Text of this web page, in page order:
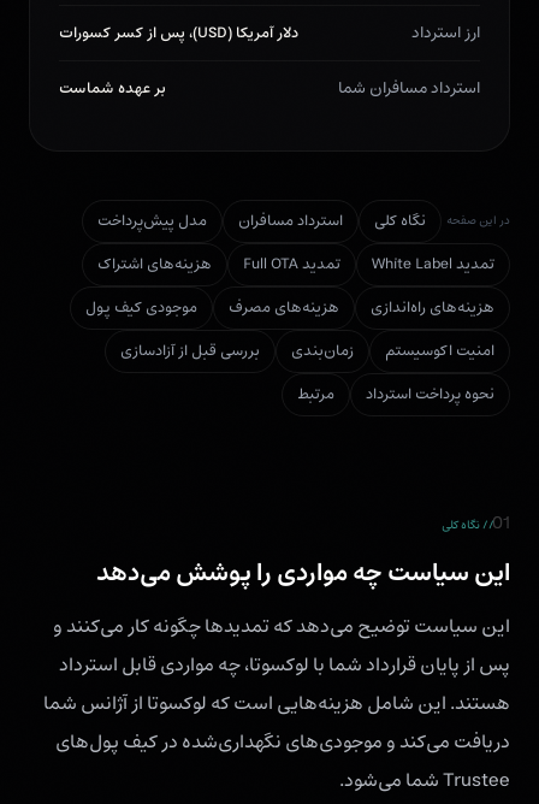
ارز استرداد دلار آمریکا (USD)، پس از کسر کسورات
استرداد مسافران شما بر عهده شماست
در این صفحه نگاه کلی استرداد مسافران
مدل پیش‌پرداخت
تمدید White Label
تمدید Full OTA
هزینه‌های اشتراک
هزینه‌های راه‌اندازی
هزینه‌های مصرف
موجودی کیف پول
امنیت اکوسیستم
زمان‌بندی
بررسی قبل از آزادسازی
نحوه پرداخت استرداد
مرتبط
01// نگاه کلی
این سیاست چه مواردی را پوشش می‌دهد
این سیاست توضیح می‌دهد که تمدیدها چگونه کار می‌کنند و
پس از پایان قرارداد شما با لوکسوتا، چه مواردی قابل استرداد
هستند. این شامل هزینه‌هایی است که لوکسوتا از آژانس شما
دریافت می‌کند و موجودی‌های نگهداری‌شده در کیف پول‌های
Trustee شما می‌شود.